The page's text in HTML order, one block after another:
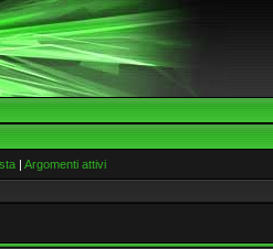
| Argomenti attivi